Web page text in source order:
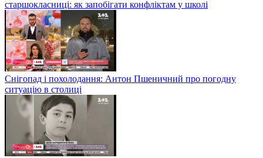
старшокласниці: як запобігати конфліктам у школі
Снігопад і похолодання: Антон Пшеничний про погодну
ситуацію в столиці